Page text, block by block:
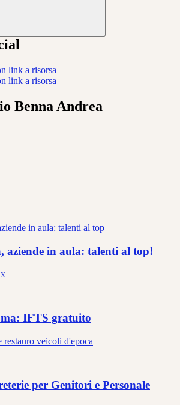
link a risorsa
link a risorsa
Benna Andrea
aziende in aula: talenti al top!
IFTS gratuito
restauro veicoli d'epoca
per Genitori e Personale